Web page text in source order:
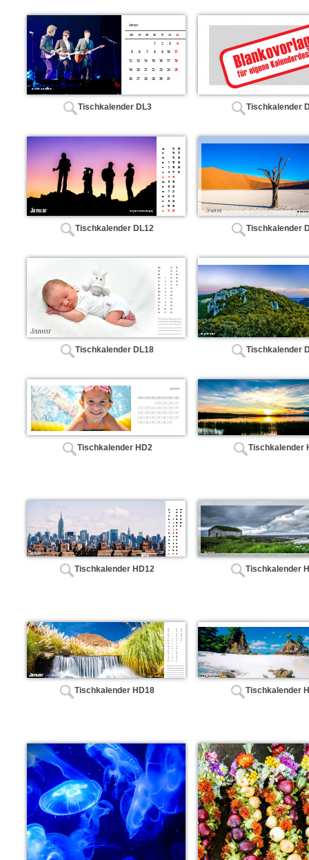
Tischkalender DL3 Tischkalender
Tischkalender DL12 Tischkalender
Tischkalender DL18 Tischkalender
Tischkalender HD2 Tischkalender
Tischkalender HD12 Tischkalender
Tischkalender HD18 Tischkalender